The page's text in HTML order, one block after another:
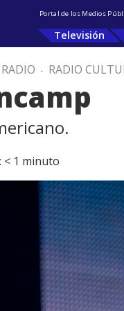
Portal de los Medios
Televisión
RADIO . RADIO
< 1 minuto